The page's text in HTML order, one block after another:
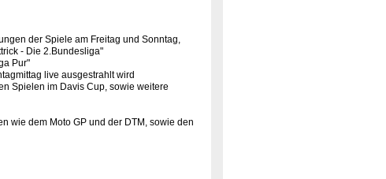
der Spiele am Freitag und Sonntag,
- Die 2.Bundesliga"
Pur"
live ausgestrahlt wird
Spielen im Davis Cup, sowie weitere
wie dem Moto GP und der DTM, sowie den